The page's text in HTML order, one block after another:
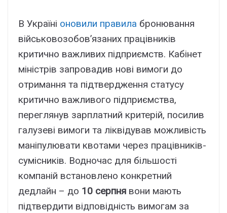
В Україні оновили правила бронювання
військовозобов’язаних працівників
критично важливих підприємств. Кабінет
міністрів запровадив нові вимоги до
отримання та підтвердження статусу
критично важливого підприємства,
переглянув зарплатний критерій, посилив
галузеві вимоги та ліквідував можливість
маніпулювати квотами через працівників-
сумісників. Водночас для більшості
компаній встановлено конкретний
дедлайн – до 10 серпня вони мають
підтвердити відповідність вимогам за